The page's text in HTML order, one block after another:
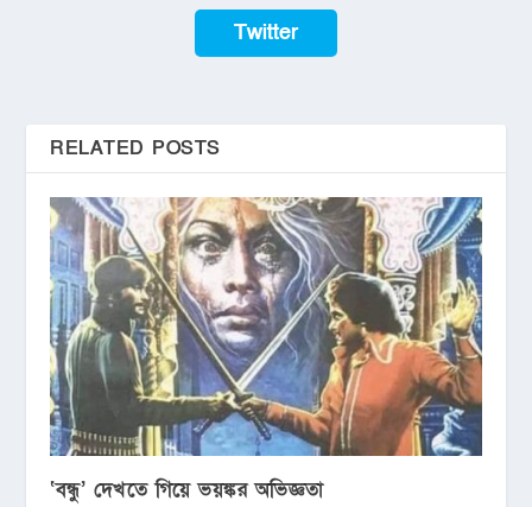
Twitter
RELATED POSTS
‘বন্ধু’ দেখতে গিয়ে ভয়ঙ্কর অভিজ্ঞতা